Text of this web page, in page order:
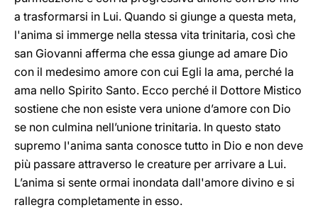
a trasformarsi in Lui. Quando si giunge a questa meta,
l'anima si immerge nella stessa vita trinitaria, così che
san Giovanni afferma che essa giunge ad amare Dio
con il medesimo amore con cui Egli la ama, perché la
ama nello Spirito Santo. Ecco perché il Dottore Mistico
sostiene che non esiste vera unione d’amore con Dio
se non culmina nell’unione trinitaria. In questo stato
supremo l'anima santa conosce tutto in Dio e non deve
più passare attraverso le creature per arrivare a Lui.
L’anima si sente ormai inondata dall'amore divino e si
rallegra completamente in esso.